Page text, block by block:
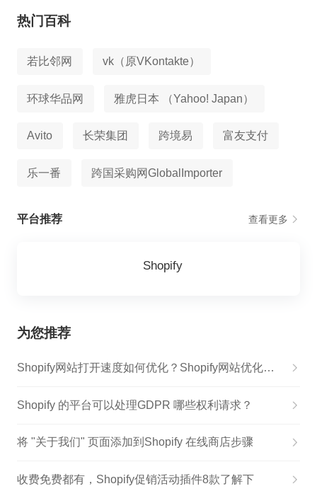
热门百科
若比邻网 vk（原VKontakte）
环球华品网 雅虎日本 （Yahoo! Japan）
Avito 长荣集团 跨境易 富友支付
乐一番 跨国采购网GlobalImporter
平台推荐 查看更多
Shopify
为您推荐
Shopify网站打开速度如何优化？Shopify网站优化&amp;插件分享
Shopify 的平台可以处理GDPR 哪些权利请求？
将 "关于我们" 页面添加到Shopify 在线商店步骤
收费免费都有，Shopify促销活动插件8款了解下